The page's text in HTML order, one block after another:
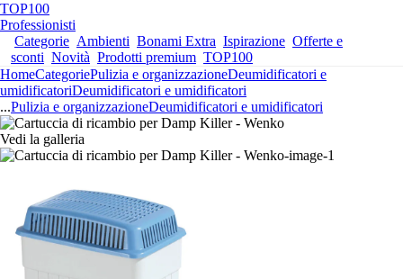
TOP100
Professionisti
Categorie Ambienti Bonami Extra Ispirazione Offerte e
sconti Novità Prodotti premium TOP100
HomeCategoriePulizia e organizzazioneDeumidificatori e
umidificatoriDeumidificatori e umidificatori
...Pulizia e organizzazioneDeumidificatori e umidificatori
Vedi la galleria